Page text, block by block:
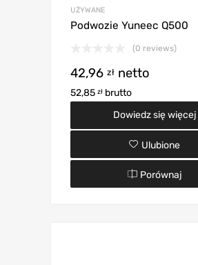
UŻYWANE
Podwozie Yuneec Q500
(0 reviews)
42,96 zł netto
52,85 zł brutto
Dowiedz się więcej
Ulubione
Porównaj